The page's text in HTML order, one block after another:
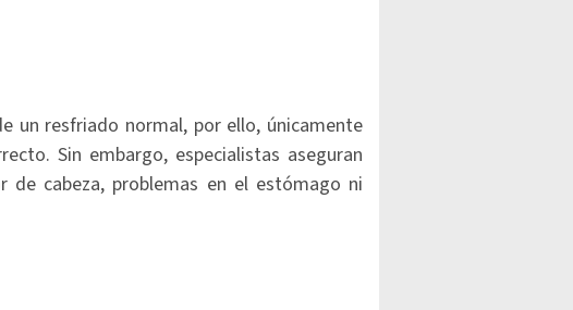
un resfriado normal, por ello, únicamente
Sin embargo, especialistas aseguran
de cabeza, problemas en el estómago ni